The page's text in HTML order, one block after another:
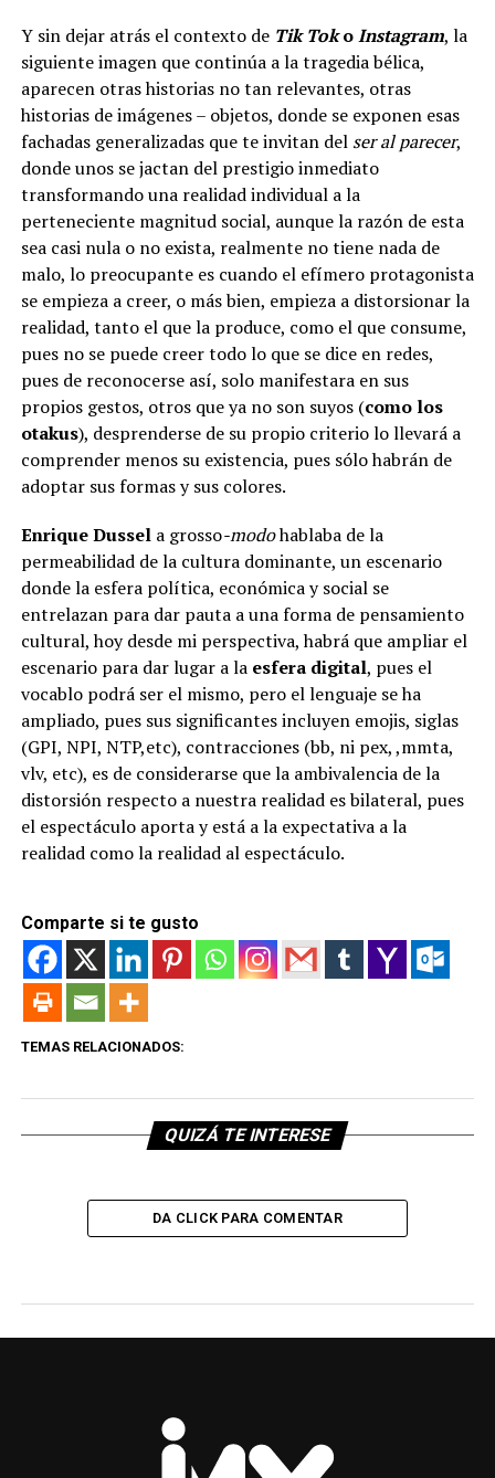
Y sin dejar atrás el contexto de Tik TokoInstagram, la
siguiente imagen que continúa a la tragedia bélica,
aparecen otras historias no tan relevantes, otras
historias de imágenes – objetos, donde se exponen esas
fachadas generalizadas que te invitan del ser al parecer,
donde unos se jactan del prestigio inmediato
transformando una realidad individual a la
perteneciente magnitud social, aunque la razón de esta
sea casi nula o no exista, realmente no tiene nada de
malo, lo preocupante es cuando el efímero protagonista
se empieza a creer, o más bien, empieza a distorsionar la
realidad, tanto el que la produce, como el que consume,
pues no se puede creer todo lo que se dice en redes,
pues de reconocerse así, solo manifestara en sus
propios gestos, otros que ya no son suyos (como los
otakus), desprenderse de su propio criterio lo llevará a
comprender menos su existencia, pues sólo habrán de
adoptar sus formas y sus colores.
Enrique Dussela grosso-modohablaba de la
permeabilidad de la cultura dominante, un escenario
donde la esfera política, económica y social se
entrelazan para dar pauta a una forma de pensamiento
cultural, hoy desde mi perspectiva, habrá que ampliar el
escenario para dar lugar a la esfera digital, pues el
vocablo podrá ser el mismo, pero el lenguaje se ha
ampliado, pues sus significantes incluyen emojis, siglas
(GPI, NPI, NTP,etc), contracciones (bb, ni pex, ,mmta,
vlv, etc), es de considerarse que la ambivalencia de la
distorsión respecto a nuestra realidad es bilateral, pues
el espectáculo aporta y está a la expectativa a la
realidad como la realidad al espectáculo.
Comparte si te gusto
TEMAS RELACIONADOS:
QUIZÁ TE INTERESE
DA CLICK PARA COMENTAR